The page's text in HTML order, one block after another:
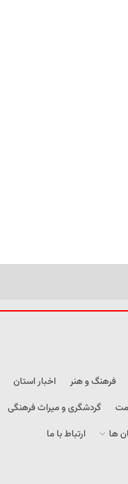
فرهنگ و هنر اخبار استان
گردشگری و میراث فرهنگی
ها
ارتباط با ما